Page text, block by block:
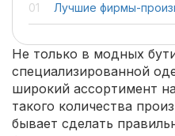
Лучшие фирмы-
Не только в модных
специализированной
широкий ассортимент
такого количества
бывает сделать